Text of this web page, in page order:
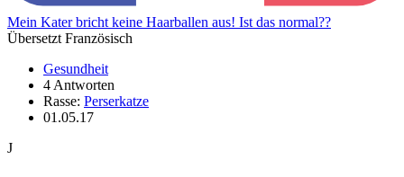
Mein Kater bricht keine Haarballen aus! Ist das normal??
Übersetzt Französisch
Gesundheit
4 Antworten
Rasse: Perserkatze
01.05.17
J